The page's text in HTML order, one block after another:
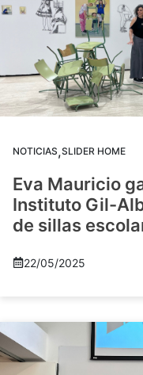
NOTICIAS,SLIDER HOME
Eva Mauricio
Instituto Gil-
de sillas
22/05/2025